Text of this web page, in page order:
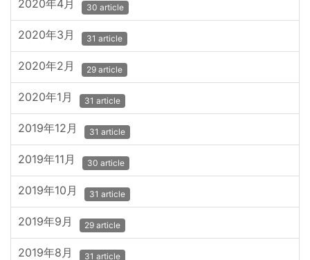
2020年4月 30 article
2020年3月 31 article
2020年2月 29 article
2020年1月 31 article
2019年12月 31 article
2019年11月 30 article
2019年10月 31 article
2019年9月 29 article
2019年8月 31 article